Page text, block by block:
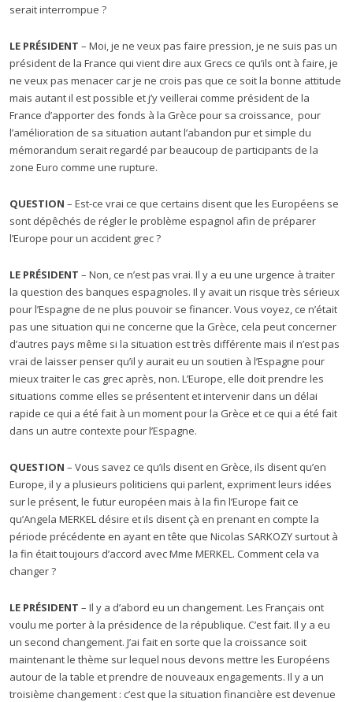
serait interrompue ?
LE PRÉSIDENT – Moi, je ne veux pas faire pression, je ne suis pas un
président de la France qui vient dire aux Grecs ce qu’ils ont à faire, je
ne veux pas menacer car je ne crois pas que ce soit la bonne attitude
mais autant il est possible et j’y veillerai comme président de la
France d’apporter des fonds à la Grèce pour sa croissance, pour
l’amélioration de sa situation autant l’abandon pur et simple du
mémorandum serait regardé par beaucoup de participants de la
zone Euro comme une rupture.
QUESTION – Est-ce vrai ce que certains disent que les Européens se
sont dépêchés de régler le problème espagnol afin de préparer
l’Europe pour un accident grec ?
LE PRÉSIDENT – Non, ce n’est pas vrai. Il y a eu une urgence à traiter
la question des banques espagnoles. Il y avait un risque très sérieux
pour l’Espagne de ne plus pouvoir se financer. Vous voyez, ce n’était
pas une situation qui ne concerne que la Grèce, cela peut concerner
d’autres pays même si la situation est très différente mais il n’est pas
vrai de laisser penser qu’il y aurait eu un soutien à l’Espagne pour
mieux traiter le cas grec après, non. L’Europe, elle doit prendre les
situations comme elles se présentent et intervenir dans un délai
rapide ce qui a été fait à un moment pour la Grèce et ce qui a été fait
dans un autre contexte pour l’Espagne.
QUESTION – Vous savez ce qu’ils disent en Grèce, ils disent qu’en
Europe, il y a plusieurs politiciens qui parlent, expriment leurs idées
sur le présent, le futur européen mais à la fin l’Europe fait ce
qu’Angela MERKEL désire et ils disent çà en prenant en compte la
période précédente en ayant en tête que Nicolas SARKOZY surtout à
la fin était toujours d’accord avec Mme MERKEL. Comment cela va
changer ?
LE PRÉSIDENT – Il y a d’abord eu un changement. Les Français ont
voulu me porter à la présidence de la république. C’est fait. Il y a eu
un second changement. J’ai fait en sorte que la croissance soit
maintenant le thème sur lequel nous devons mettre les Européens
autour de la table et prendre de nouveaux engagements. Il y a un
troisième changement : c’est que la situation financière est devenue